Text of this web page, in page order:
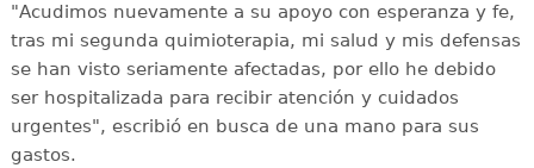
"Acudimos nuevamente a su apoyo con esperanza y fe,
tras mi segunda quimioterapia, mi salud y mis defensas
se han visto seriamente afectadas, por ello he debido
ser hospitalizada para recibir atención y cuidados
urgentes", escribió en busca de una mano para sus
gastos.